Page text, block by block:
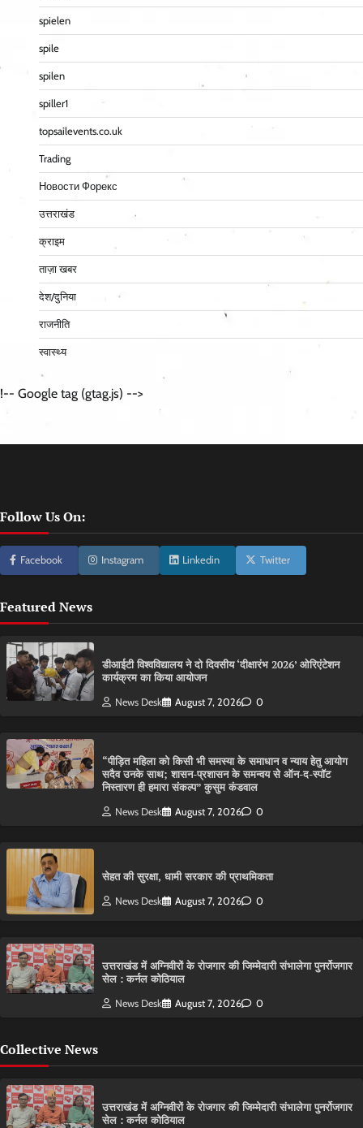
spielen
spile
spilen
spiller1
topsailevents.co.uk
Trading
Новости Форекс
उत्तराखंड
क्राइम
ताज़ा खबर
देश/दुनिया
राजनीति
स्वास्थ्य
!-- Google tag (gtag.js) -->
Follow Us On:
Facebook Instagram Linkedin Twitter
Featured News
डीआईटी विश्वविद्यालय ने दो दिवसीय ‘दीक्षारंभ 2026’ ओरिएंटेशन
कार्यक्रम का किया आयोजन
News Desk August 7, 2026 0
“पीड़ित महिला को किसी भी समस्या के समाधान व न्याय हेतु आयोग
सदैव उनके साथ; शासन-प्रशासन के समन्वय से ऑन-द-स्पॉट
निस्तारण ही हमारा संकल्प” कुसुम कंडवाल
News Desk August 7, 2026 0
सेहत की सुरक्षा, धामी सरकार की प्राथमिकता
News Desk August 7, 2026 0
उत्तराखंड में अग्निवीरों के रोजगार की जिम्मेदारी संभालेगा पुनर्रोजगार
सेल : कर्नल कोठियाल
News Desk August 7, 2026 0
Collective News
उत्तराखंड में अग्निवीरों के रोजगार की जिम्मेदारी संभालेगा पुनर्रोजगार
सेल : कर्नल कोठियाल